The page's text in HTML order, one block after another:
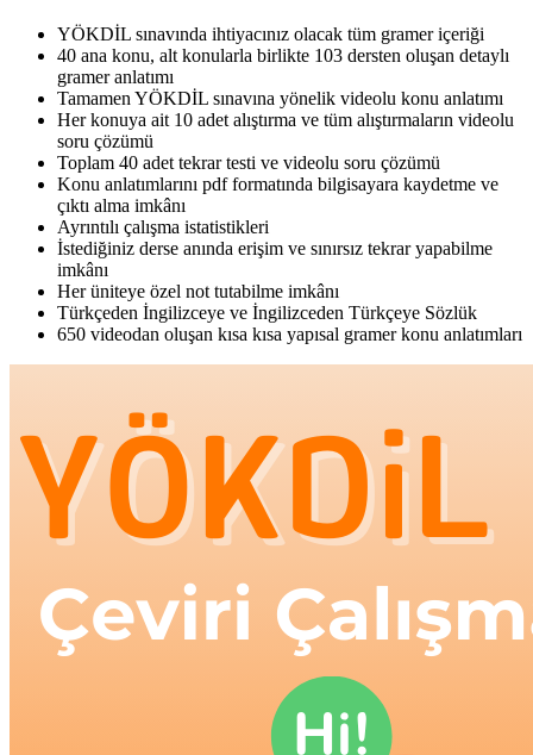
YÖKDİL sınavında ihtiyacınız olacak tüm gramer içeriği
40 ana konu, alt konularla birlikte 103 dersten oluşan detaylı
gramer anlatımı
Tamamen YÖKDİL sınavına yönelik videolu konu anlatımı
Her konuya ait 10 adet alıştırma ve tüm alıştırmaların videolu
soru çözümü
Toplam 40 adet tekrar testi ve videolu soru çözümü
Konu anlatımlarını pdf formatında bilgisayara kaydetme ve
çıktı alma imkânı
Ayrıntılı çalışma istatistikleri
İstediğiniz derse anında erişim ve sınırsız tekrar yapabilme
imkânı
Her üniteye özel not tutabilme imkânı
Türkçeden İngilizceye ve İngilizceden Türkçeye Sözlük
650 videodan oluşan kısa kısa yapısal gramer konu anlatımları